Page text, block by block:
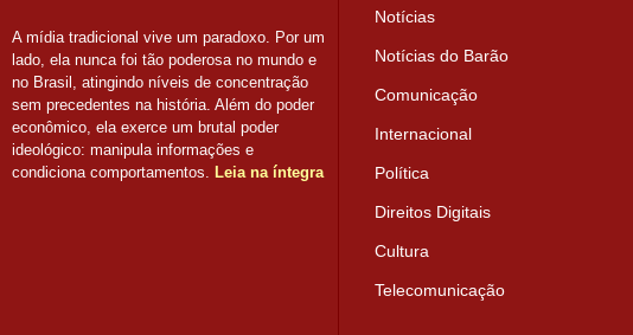
A mídia tradicional vive um paradoxo. Por um
lado, ela nunca foi tão poderosa no mundo e
no Brasil, atingindo níveis de concentração
sem precedentes na história. Além do poder
econômico, ela exerce um brutal poder
ideológico: manipula informações e
condiciona comportamentos. Leia na íntegra
Notícias
Notícias do Barão
Comunicação
Internacional
Política
Direitos Digitais
Cultura
Telecomunicação